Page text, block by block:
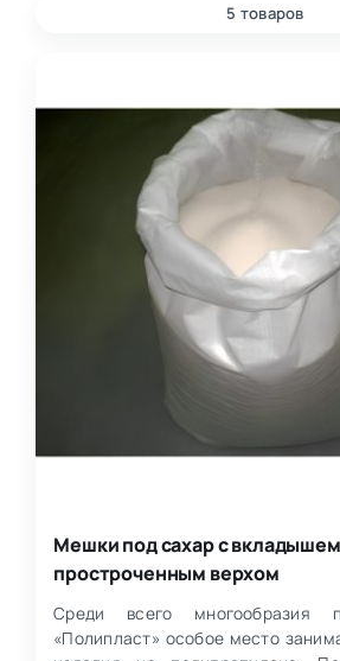
5 товаров
Мешки под сахар с
простроченным верхом
Среди всего многообразия
«Полипласт» особое место